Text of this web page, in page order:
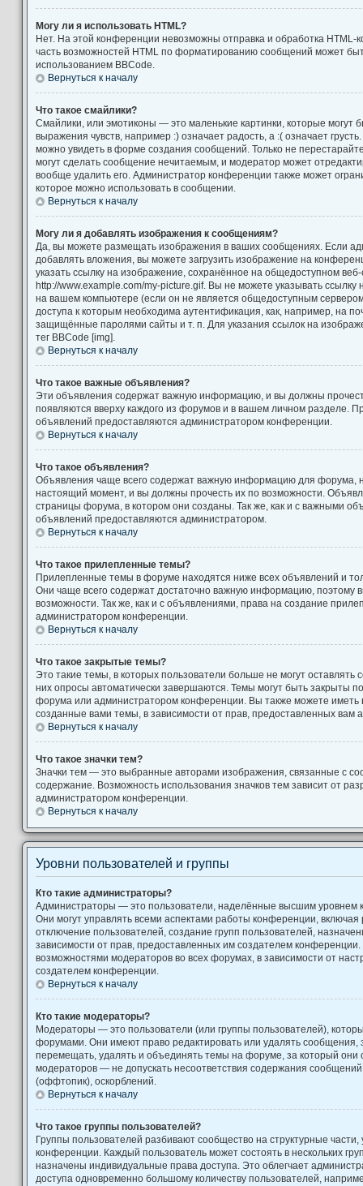
Могу ли я использовать HTML?
Нет. На этой конференции невозможны отправка и обработка
часть возможностей HTML по форматированию сообщений может
использованием BBCode.
Вернуться к началу
Что такое смайлики?
Смайлики, или эмотиконы — это маленькие картинки, которые могут
выражения чувств, например :) означает радость, а :( означает
можно увидеть в форме создания сообщений. Только не
могут сделать сообщение нечитаемым, и модератор может
вообще удалить его. Администратор конференции также может
которое можно использовать в сообщении.
Вернуться к началу
Могу ли я добавлять изображения к сообщениям?
Да, вы можете размещать изображения в ваших сообщениях. Если
добавлять вложения, вы можете загрузить изображение на
указать ссылку на изображение, сохранённое на общедоступном
http://www.example.com/my-picture.gif. Вы не можете указывать
на вашем компьютере (если он не является общедоступным
доступа к которым необходима аутентификация, как, например, на
защищённые паролями сайты и т. п. Для указания ссылок на
тег BBCode [img].
Вернуться к началу
Что такое важные объявления?
Эти объявления содержат важную информацию, и вы должны
появляются вверху каждого из форумов и в вашем личном разделе.
объявлений предоставляются администратором конференции.
Вернуться к началу
Что такое объявления?
Объявления чаще всего содержат важную информацию для форума,
настоящий момент, и вы должны прочесть их по возможности.
страницы форума, в котором они созданы. Так же, как и с важными
объявлений предоставляются администратором.
Вернуться к началу
Что такое прилепленные темы?
Прилепленные темы в форуме находятся ниже всех объявлений и
Они чаще всего содержат достаточно важную информацию, поэтому
возможности. Так же, как и с объявлениями, права на создание
администратором конференции.
Вернуться к началу
Что такое закрытые темы?
Это такие темы, в которых пользователи больше не могут
них опросы автоматически завершаются. Темы могут быть закрыты
форума или администратором конференции. Вы также можете иметь
созданные вами темы, в зависимости от прав, предоставленных вам
Вернуться к началу
Что такое значки тем?
Значки тем — это выбранные авторами изображения, связанные с
содержание. Возможность использования значков тем зависит от
администратором конференции.
Вернуться к началу
Уровни пользователей и группы
Кто такие администраторы?
Администраторы — это пользователи, наделённые высшим уровнем
Они могут управлять всеми аспектами работы конференции, включая
отключение пользователей, создание групп пользователей,
зависимости от прав, предоставленных им создателем
возможностями модераторов во всех форумах, в зависимости от
создателем конференции.
Вернуться к началу
Кто такие модераторы?
Модераторы — это пользователи (или группы пользователей),
форумами. Они имеют право редактировать или удалять сообщения,
перемещать, удалять и объединять темы на форуме, за который они
модераторов — не допускать несоответствия содержания
(оффтопик), оскорблений.
Вернуться к началу
Что такое группы пользователей?
Группы пользователей разбивают сообщество на структурные
конференции. Каждый пользователь может состоять в нескольких
назначены индивидуальные права доступа. Это облегчает
доступа одновременно большому количеству пользователей,